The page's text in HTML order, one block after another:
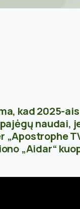
kad 2025-
naudai,
„Apostrophe
„Aidar“